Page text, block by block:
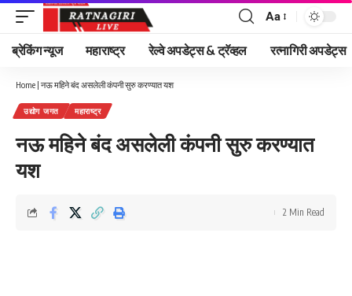
Font
Resizer
Aa
ब्रेकिंग न्यूज महाराष्ट्र रेल्वे अपडेट्स & ट्रॅव्हल रत्नागिरी अपडेट्स
Home | नऊ महिने बंद असलेली कंपनी सुरु करण्यात यश
उद्योग जगत महाराष्ट्र
नऊ महिने बंद असलेली कंपनी सुरु करण्यात
यश
2 Min Read